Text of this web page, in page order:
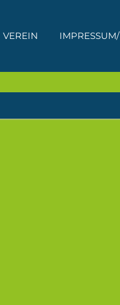
VEREIN